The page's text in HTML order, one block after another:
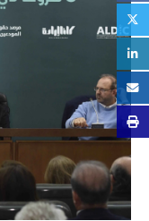
تقرير الأنشطة
أسئلة شائعة
القضايا
بسط سيادة الدولة،
الاقتصاد والمالية
النفط والغاز